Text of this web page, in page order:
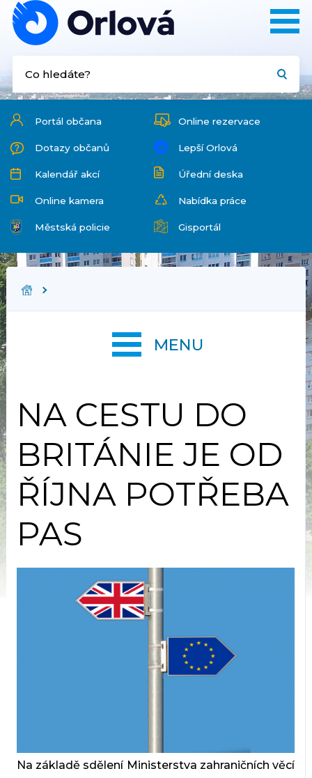
Portál občana Online rezervace
Dotazy občanů Lepší Orlová
Kalendář akcí Úřední deska
Online kamera Nabídka práce
Městská policie Gisportál
NA CESTU DO
BRITÁNIE JE OD
ŘÍJNA POTŘEBA
PAS
Na základě sdělení Ministerstva zahraničních věcí
MENU